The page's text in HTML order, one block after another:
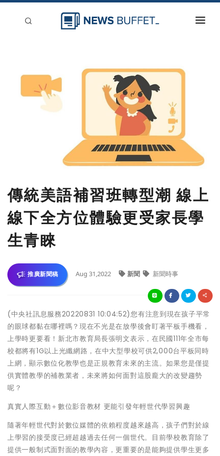
登入
刊登
傳統美語補習班轉型潮 線上
線下全⽅位體驗更受家長學
⽣青睞
推廣新聞稿 Aug 31,2022 新聞 新聞時事
(中央社訊息服務20220831 10:04:52)您有注意到現在孩⼦平常
的眼球都黏在哪裡嗎？現在不光是在放學後會盯著平板⼿機看，
上學時更要看！新北市教育局長張明⽂表⽰，在⺠國111年全市每
校都將有1G以上光纖網路，在中⼤型學校可供2,000台平板同時
上網，顯⽰數位化教學也是正規教育未來的主流。如果您是僅提
供實體教學的補教業者，未來將如何⾯對這股龐⼤的改變趨勢
呢？
真實⼈際互動＋數位影⾳教材 更能引發年輕世代學習興趣
隨著年輕世代對於數位媒體的依賴程度越來越⾼，孩⼦們對於線
上學習的接受度已經超越過去任何⼀個世代。⽬前學校教育除了
提供⼀般制式⾯對⾯的教學內容，更重要的是能夠提供學⽣更多